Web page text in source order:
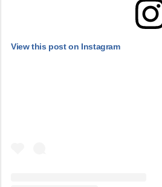
View this post on Instagram